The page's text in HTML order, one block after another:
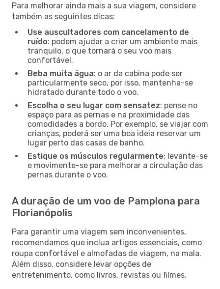
Para melhorar ainda mais a sua viagem, considere
também as seguintes dicas:
Use auscultadores com cancelamento de
ruído: podem ajudar a criar um ambiente mais
tranquilo, o que tornará o seu voo mais
confortável.
Beba muita água: o ar da cabina pode ser
particularmente seco, por isso, mantenha-se
hidratado durante todo o voo.
Escolha o seu lugar com sensatez: pense no
espaço para as pernas e na proximidade das
comodidades a bordo. Por exemplo, se viajar com
crianças, poderá ser uma boa ideia reservar um
lugar perto das casas de banho.
Estique os músculos regularmente: levante-se
e movimente-se para melhorar a circulação das
pernas durante o voo.
A duração de um voo de Pamplona para
Florianópolis
Para garantir uma viagem sem inconvenientes,
recomendamos que inclua artigos essenciais, como
roupa confortável e almofadas de viagem, na mala.
Além disso, considere levar opções de
entretenimento, como livros, revistas ou filmes.